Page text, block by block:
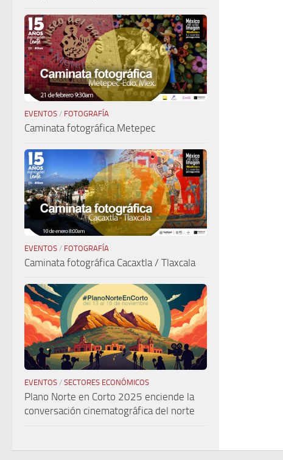
EVENTOS / FOTOGRAFÍA
Caminata fotográfica Metepec
EVENTOS / FOTOGRAFÍA
Caminata fotográfica Cacaxtla / Tlaxcala
EVENTOS / SECTORES ECONÓMICOS
Plano Norte en Corto 2025 enciende la
conversación cinematográfica del norte